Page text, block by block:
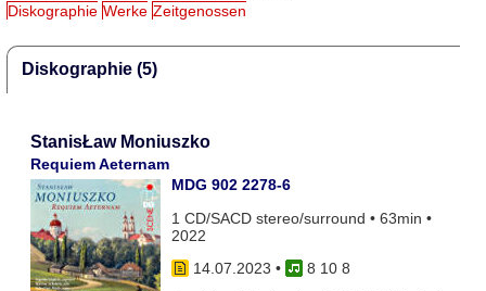
Diskographie Werke Zeitgenossen
Diskographie (5)
StanisŁaw Moniuszko
Requiem Aeternam
MDG 902 2278-6
1 CD/SACD stereo/surround • 63min •
2022
14.07.2023 •
8 10 8